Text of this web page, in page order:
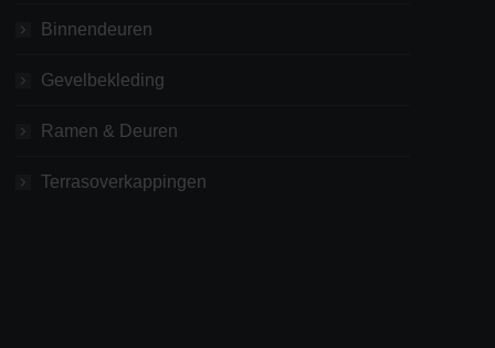
Binnendeuren
Gevelbekleding
Ramen & Deuren
Terrasoverkappingen